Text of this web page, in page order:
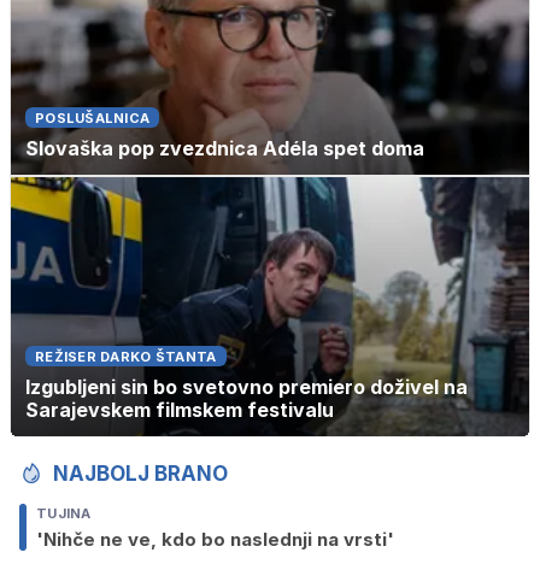
POSLUŠALNICA
Slovaška pop zvezdnica Adéla spet doma
REŽISER DARKO ŠTANTA
Izgubljeni sin bo svetovno premiero doživel na
Sarajevskem filmskem festivalu
NAJBOLJ BRANO
TUJINA
'Nihče ne ve, kdo bo naslednji na vrsti'